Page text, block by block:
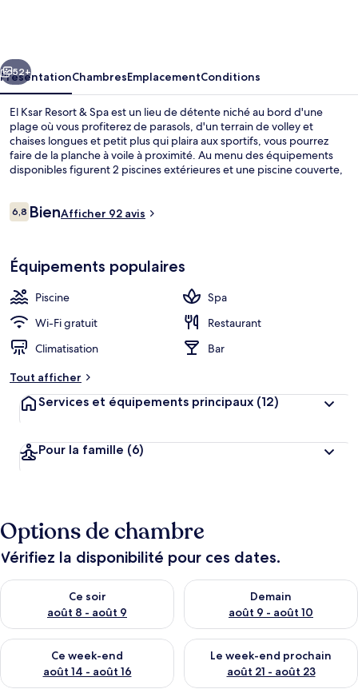
Spa
Suivant
52+
PrésentationChambresEmplacementConditions
El Ksar Resort & Spa est un lieu de détente niché au bord d'une
plage où vous profiterez de parasols, d'un terrain de volley et
chaises longues et petit plus qui plaira aux sportifs, vous pourrez
faire de la planche à voile à proximité. Au menu des équipements
disponibles figurent 2 piscines extérieures et une piscine couverte,
enveloppements corporels et des soins du visage. Le café est idéal
avantages de cet hébergement figurent 2 bars/lounges, un club
pour enfants (gratuit) et un sauna.
Avis
voyageurs
6,86,8 sur 10
BienAfficher 92 avis
Équipements populaires
Piscine
Spa
Wi-Fi gratuit
Restaurant
Climatisation
Bar
Tout afficher
Services et équipements principaux (12)
Pour la famille (6)
Options de chambre
Vérifiez la disponibilité pour ces dates.
Ce soir
août 8 - août 9
Vérifier la disponibilité pour ce soir août 8 - août 9
Demain
août 9 - août 10
Vérifier la disponibilité pour
Ce week-end
août 14 - août 16
Vérifier la disponibilité pour ce week-end août 14 - août 16
Le week-end prochain
août 21 - août 23
Vérifier la disponibilité pour